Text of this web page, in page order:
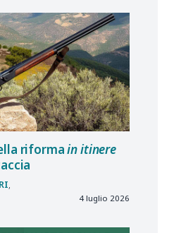
riformain itinere
4 luglio 2026